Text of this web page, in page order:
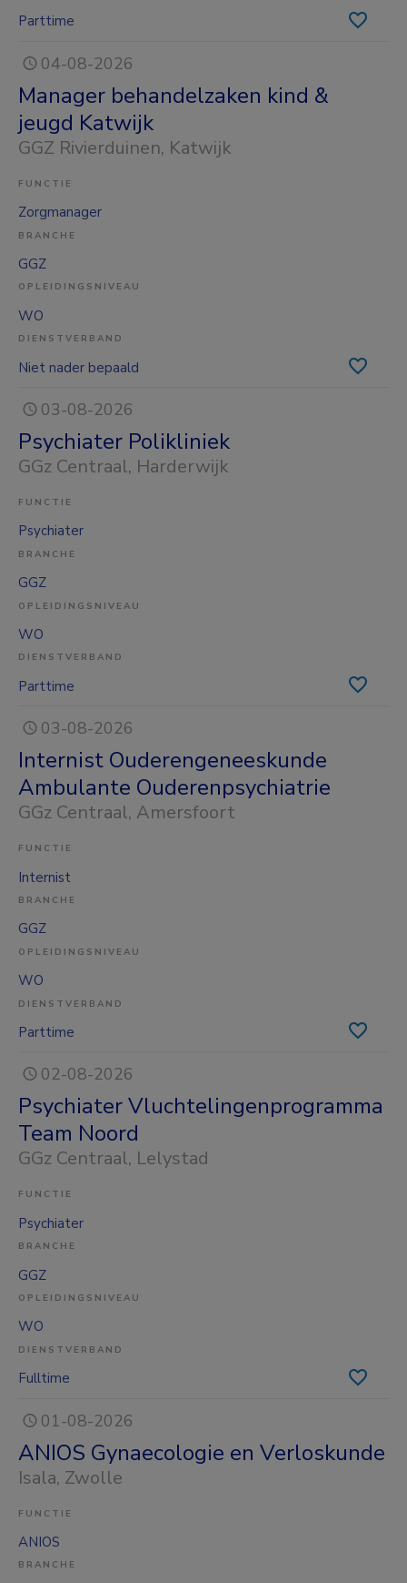
Parttime
04-08-2026
Manager behandelzaken kind &
jeugd Katwijk
GGZ Rivierduinen, Katwijk
FUNCTIE
Zorgmanager
BRANCHE
GGZ
OPLEIDINGSNIVEAU
WO
DIENSTVERBAND
Niet nader bepaald
03-08-2026
Psychiater Polikliniek
GGz Centraal, Harderwijk
FUNCTIE
Psychiater
BRANCHE
GGZ
OPLEIDINGSNIVEAU
WO
DIENSTVERBAND
Parttime
03-08-2026
Internist Ouderengeneeskunde
Ambulante Ouderenpsychiatrie
GGz Centraal, Amersfoort
FUNCTIE
Internist
BRANCHE
GGZ
OPLEIDINGSNIVEAU
WO
DIENSTVERBAND
Parttime
02-08-2026
Psychiater Vluchtelingenprogramma
Team Noord
GGz Centraal, Lelystad
FUNCTIE
Psychiater
BRANCHE
GGZ
OPLEIDINGSNIVEAU
WO
DIENSTVERBAND
Fulltime
01-08-2026
ANIOS Gynaecologie en Verloskunde
Isala, Zwolle
FUNCTIE
ANIOS
BRANCHE